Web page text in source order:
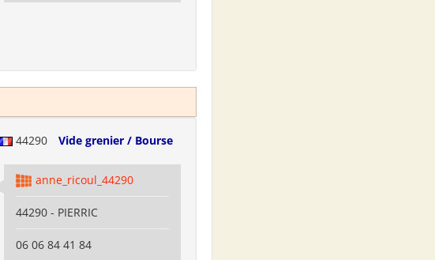
44290 Vide grenier / Bourse
anne_ricoul_44290
44290 - PIERRIC
06 06 84 41 84